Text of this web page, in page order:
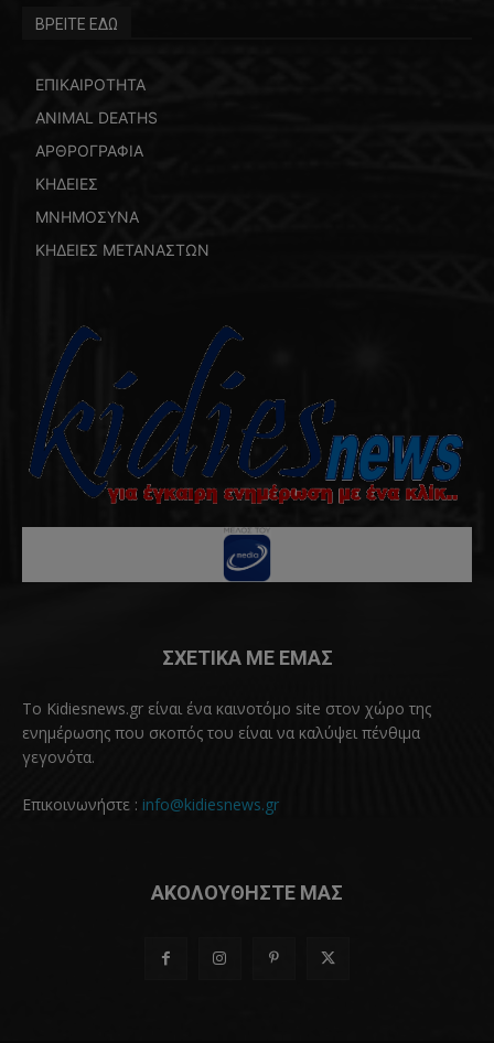
ΒΡΕΙΤΕ ΕΔΩ
ΕΠΙΚΑΙΡΟΤΗΤΑ
ANIMAL DEATHS
ΑΡΘΡΟΓΡΑΦΙΑ
ΚΗΔΕΙΕΣ
ΜΝΗΜΟΣΥΝΑ
ΚΗΔΕΙΕΣ ΜΕΤΑΝΑΣΤΩΝ
ΣΧΕΤΙΚΑ ΜΕ ΕΜΑΣ
Το Kidiesnews.gr είναι ένα καινοτόμο site στον χώρο της
ενημέρωσης που σκοπός του είναι να καλύψει πένθιμα
γεγονότα.
Επικοινωνήστε : info@kidiesnews.gr
ΑΚΟΛΟΥΘΗΣΤΕ ΜΑΣ